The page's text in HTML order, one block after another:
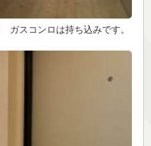
ガスコンロは持ち込みです。